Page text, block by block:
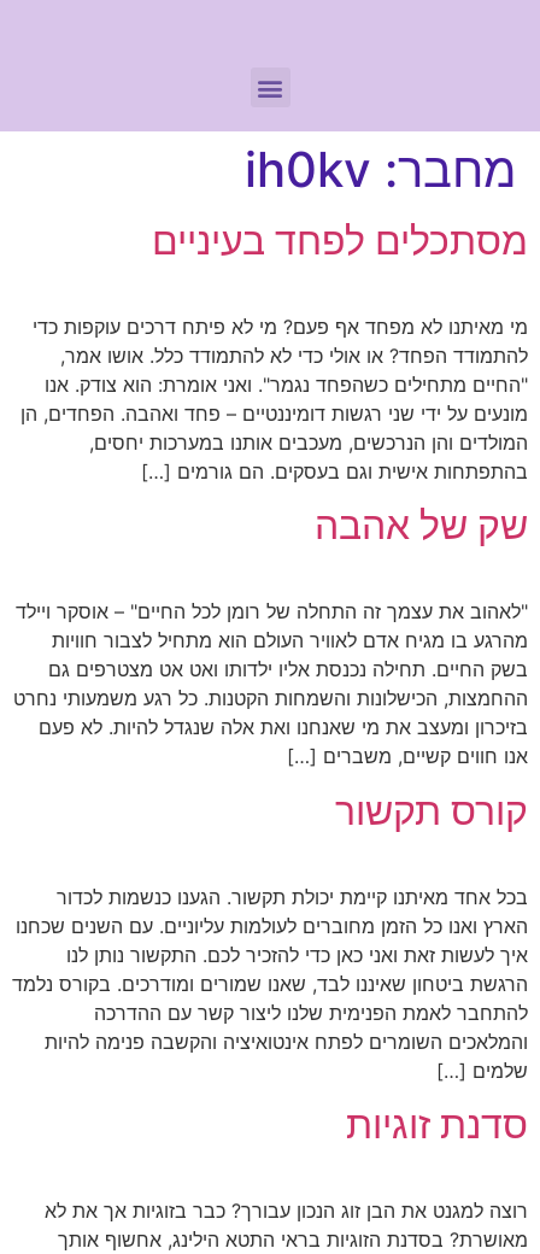
מחבר: ih0kv
מסתכלים לפחד בעיניים
מי מאיתנו לא מפחד אף פעם? מי לא פיתח דרכים עוקפות כדי
להתמודד הפחד? או אולי כדי לא להתמודד כלל. אושו אמר,
"החיים מתחילים כשהפחד נגמר". ואני אומרת: הוא צודק. אנו
מונעים על ידי שני רגשות דומיננטיים – פחד ואהבה. הפחדים, הן
המולדים והן הנרכשים, מעכבים אותנו במערכות יחסים,
בהתפתחות אישית וגם בעסקים. הם גורמים […]
שק של אהבה
"לאהוב את עצמך זה התחלה של רומן לכל החיים" – אוסקר ויילד
מהרגע בו מגיח אדם לאוויר העולם הוא מתחיל לצבור חוויות
בשק החיים. תחילה נכנסת אליו ילדותו ואט אט מצטרפים גם
ההחמצות, הכישלונות והשמחות הקטנות. כל רגע משמעותי נחרט
בזיכרון ומעצב את מי שאנחנו ואת אלה שנגדל להיות. לא פעם
אנו חווים קשיים, משברים […]
קורס תקשור
בכל אחד מאיתנו קיימת יכולת תקשור. הגענו כנשמות לכדור
הארץ ואנו כל הזמן מחוברים לעולמות עליוניים. עם השנים שכחנו
איך לעשות זאת ואני כאן כדי להזכיר לכם. התקשור נותן לנו
הרגשת ביטחון שאיננו לבד, שאנו שמורים ומודרכים. בקורס נלמד
להתחבר לאמת הפנימית שלנו ליצור קשר עם ההדרכה
והמלאכים השומרים לפתח אינטואיציה והקשבה פנימה להיות
שלמים […]
סדנת זוגיות
רוצה למגנט את הבן זוג הנכון עבורך? כבר בזוגיות אך את לא
מאושרת? בסדנת הזוגיות בראי התטא הילינג, אחשוף אותך